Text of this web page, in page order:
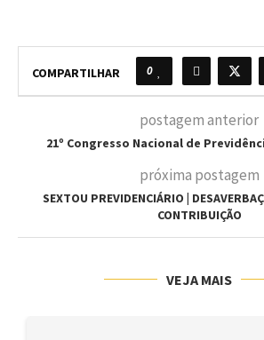
COMPARTILHAR 0
postagem anterior
21º Congresso Nacional de
próxima postagem
SEXTOU PREVIDENCIÁRIO |
CONTRIBUIÇÃO
VEJA MAIS